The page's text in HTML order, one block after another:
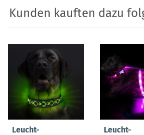
Kunden kauften dazu
Leucht-
Leucht-